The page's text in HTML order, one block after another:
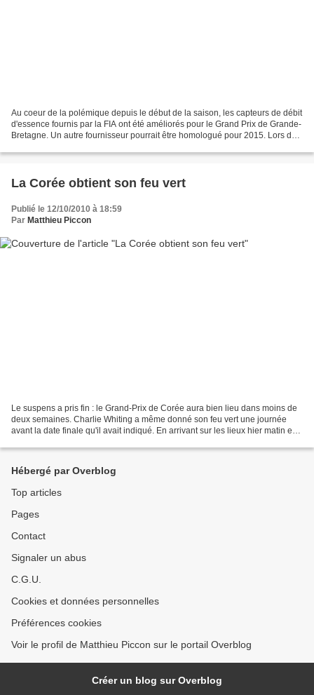
Au coeur de la polémique depuis le début de la saison, les capteurs de débit
d'essence fournis par la FIA ont été améliorés pour le Grand Prix de Grande-
Bretagne. Un autre fournisseur pourrait être homologué pour 2015. Lors du
La Corée obtient son feu vert
Publié le 12/10/2010 à 18:59
Par Matthieu Piccon
Le suspens a pris fin : le Grand-Prix de Corée aura bien lieu dans moins de
deux semaines. Charlie Whiting a même donné son feu vert une journée
avant la date finale qu'il avait indiqué. En arrivant sur les lieux hier matin en
Hébergé par Overblog
Top articles
Pages
Contact
Signaler un abus
C.G.U.
Cookies et données personnelles
Préférences cookies
Voir le profil de Matthieu Piccon sur le portail Overblog
Créer un blog sur Overblog